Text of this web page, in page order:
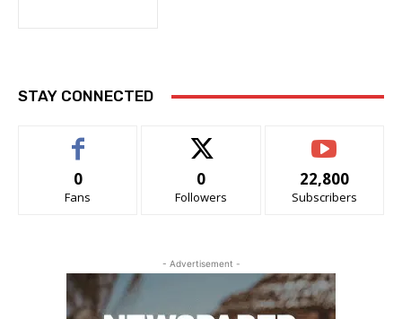
STAY CONNECTED
0
Fans
0
Followers
22,800
Subscribers
- Advertisement -